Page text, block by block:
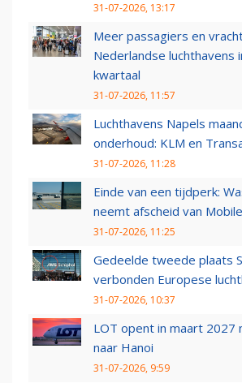
31-07-2026, 13:17
Meer passagiers en
Nederlandse luchthavens
kwartaal
31-07-2026, 11:57
Luchthavens Napels
onderhoud: KLM en
31-07-2026, 11:28
Einde van een tijdperk:
neemt afscheid van
31-07-2026, 11:25
Gedeelde tweede plaats
verbonden Europese
31-07-2026, 10:37
LOT opent in maart 2027
naar Hanoi
31-07-2026, 9:59